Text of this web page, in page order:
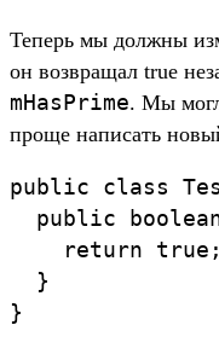
Теперь мы должны
он возвращал true
mHasPrime. Мы
проще написать
public class
public
    return true;
  }
}